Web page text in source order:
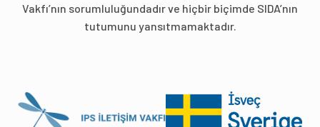
Vakfı’nın sorumluluğundadır ve hiçbir biçimde SIDA’nın
tutumunu yansıtmamaktadır.